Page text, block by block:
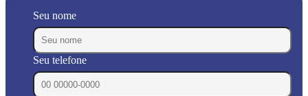
Seu nome
Seu telefone